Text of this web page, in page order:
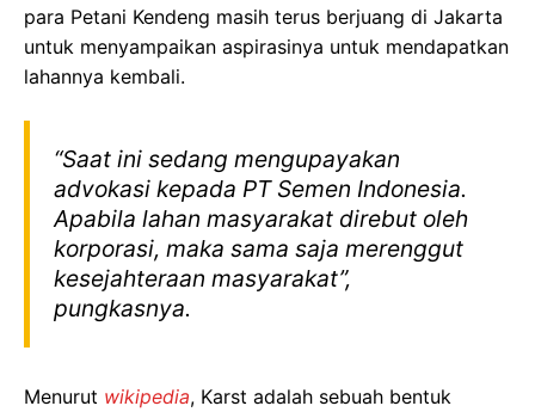
para Petani Kendeng masih terus berjuang di Jakarta
untuk menyampaikan aspirasinya untuk mendapatkan
lahannya kembali.
“Saat ini sedang mengupayakan
advokasi kepada PT Semen Indonesia.
Apabila lahan masyarakat direbut oleh
korporasi, maka sama saja merenggut
kesejahteraan masyarakat”,
pungkasnya.
Menurut wikipedia, Karst adalah sebuah bentuk